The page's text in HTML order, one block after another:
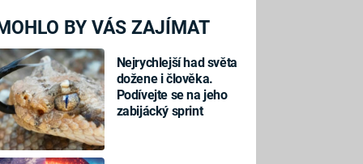
BY VÁS ZAJÍMAT
Nejrychlejší had světa
dožene i člověka.
Podívejte se na jeho
zabijácký sprint